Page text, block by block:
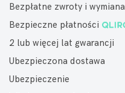
Bezpłatne zwroty i wymiana
Bezpieczne płatności
2 lub więcej lat gwarancji
Ubezpieczona dostawa
Ubezpieczenie